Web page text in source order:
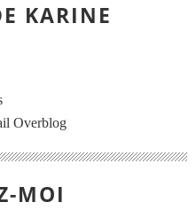
KARINE
Overblog
MOI